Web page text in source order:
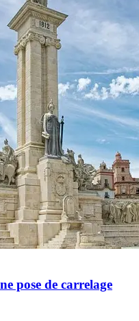
pose de carrelage